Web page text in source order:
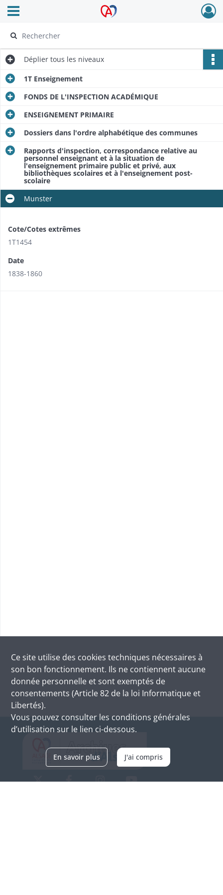
Archives Alsace - Colmar
Ouvrir le menu déroulant
Déplier tous les niveaux
1T Enseignement
FONDS DE L'INSPECTION ACADÉMIQUE
ENSEIGNEMENT PRIMAIRE
Dossiers dans l'ordre alphabétique des communes
Rapports d'inspection, correspondance relative au
personnel enseignant et à la situation de
l'enseignement primaire public et privé, aux
bibliothèques scolaires et à l'enseignement post-
scolaire
Munster
Cote/Cotes extrêmes
1T1454
Date
1838-1860
Ce site utilise des cookies techniques nécessaires à
son bon fonctionnement. Ils ne contiennent aucune
donnée personnelle et sont exemptés de
consentements (Article 82 de la loi Informatique et
Libertés).
Vous pouvez consulter les conditions générales
d’utilisation sur le lien ci-dessous.
En savoir plus J'ai compris